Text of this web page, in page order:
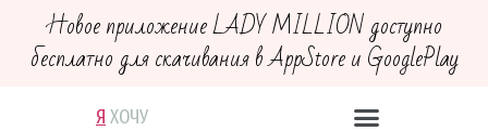
Новое приложение LADY MILLION доступно
бесплатно для скачивания в AppStore и GooglePlay
Я ВЕРЮ
ХОЧУ
МОГУ
ДЕЙС